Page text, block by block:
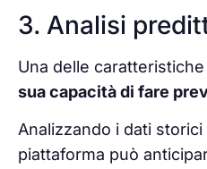
3. Analisi
Una delle
sua capacità di fare
Analizzando i dati
piattaforma può